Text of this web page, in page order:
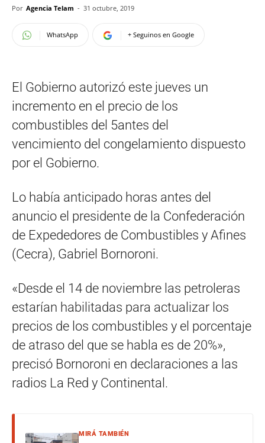
Por Agencia Telam - 31 octubre, 2019
WhatsApp + Seguinos en Google
El Gobierno autorizó este jueves un
incremento en el precio de los
combustibles del 5antes del
vencimiento del congelamiento dispuesto
por el Gobierno.
Lo había anticipado horas antes del
anuncio el presidente de la Confederación
de Expededores de Combustibles y Afines
(Cecra), Gabriel Bornoroni.
«Desde el 14 de noviembre las petroleras
estarían habilitadas para actualizar los
precios de los combustibles y el porcentaje
de atraso del que se habla es de 20%»,
precisó Bornoroni en declaraciones a las
radios La Red y Continental.
MIRÁ TAMBIÉN